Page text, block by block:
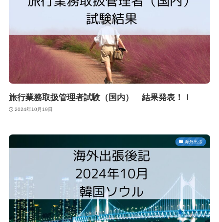
旅行業務取扱管理者試験（国内） 結果発表！！
2024年10月19日
海外出張